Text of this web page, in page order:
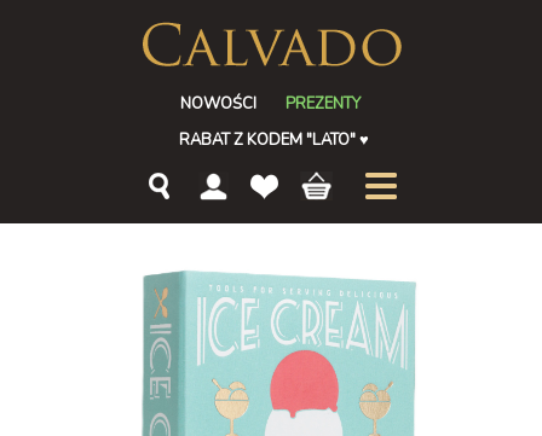
NOWOŚCI
PREZENTY
RABAT Z KODEM "LATO"♥